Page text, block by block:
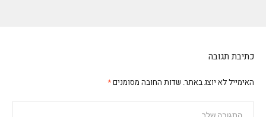
כתיבת תגובה
האימייל לא יוצג באתר. שדות החובה מסומנים*